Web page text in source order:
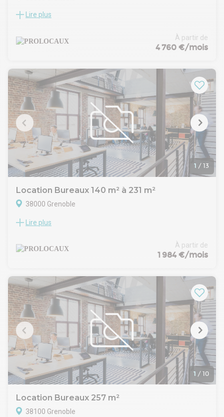
A louer bureaux d'environ 408m2 au RDC situés à Grenoble
Idéal pour une crèche. ERP. Tramway au pied de l'immeuble.
Ce bien à la location vous est proposé par PROLOCAUX.
incluses ;Terrasse privative: 100 m² ;5 portes d'accès sur
l'extérieur2 places de parking en sous-sol en sus du loyer2
places de parking extérieur « dépose minute » en sus du
loyer
- Type de bail : Commercial
- Durée : 3/6/9 ans
- Indice : ILAT
- Dépôt de garantie : 3 mois
- Loyers et charges : Trimestriels et d'avance
Lire plus
À partir de
4 760 €/mois
1 / 13
Location Bureaux 140 m² à 231 m²
38000 Grenoble
A louer bureaux d'environ 231m2 au R+5 avec Ascensseur
Grenoble et du Tramway. Ce bien à la location vous est
proposé par PROLOCAUX.
étatParking Sillo Effia en Face de l'immeuble
- Type de bail : Commercial
- Durée : 3/6/9 ans
- Indice : ICC
- Dépôt de garantie : 3 mois
- Loyers et charges : Trimestriels et d'avance
Lire plus
À partir de
1 984 €/mois
1 / 10
Location Bureaux 257 m²
38100 Grenoble